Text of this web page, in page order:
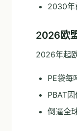
2030年
2026欧
2026年起
PE袋每
PBAT因
倒逼全